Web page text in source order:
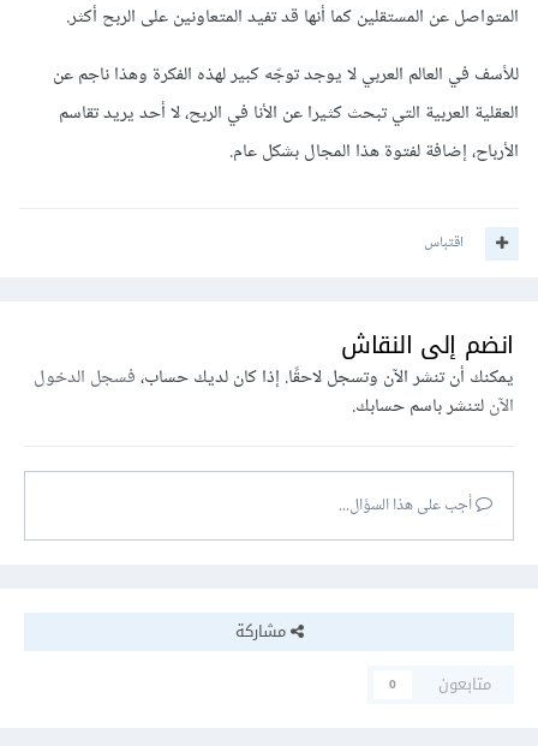
المتواصل عن المستقلين كما أنها قد تفيد المتعاونين على الربح أكثر.
للأسف في العالم العربي لا يوجد توجّه كبير لهذه الفكرة وهذا ناجم عن
العقلية العربية التي تبحث كثيرا عن الأنا في الربح، لا أحد يريد تقاسم
الأرباح، إضافة لفتوة هذا المجال بشكل عام.
اقتباس
انضم إلى النقاش
يمكنك أن تنشر الآن وتسجل لاحقًا. إذا كان لديك حساب،فسجل الدخول
الآنلتنشر باسم حسابك.
أجب على هذا السؤال...
مشاركة
متابعون
0